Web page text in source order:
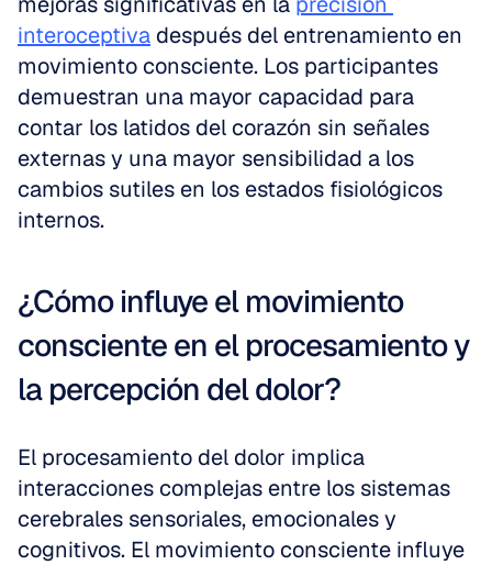
interoceptiva después del entrenamiento en
movimiento consciente. Los participantes
demuestran una mayor capacidad para
contar los latidos del corazón sin señales
externas y una mayor sensibilidad a los
cambios sutiles en los estados fisiológicos
internos.
¿Cómo influye el movimiento
consciente en el procesamiento y
la percepción del dolor?
El procesamiento del dolor implica
interacciones complejas entre los sistemas
cerebrales sensoriales, emocionales y
cognitivos. El movimiento consciente influye